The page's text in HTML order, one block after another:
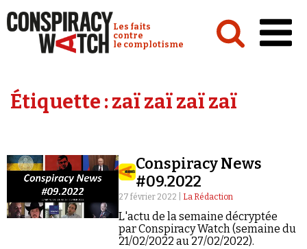
Conspiracy Watch :
Les faits
contre
le complotisme
Analyses
Vidéos
Émissions
Revues de presse
Étiquette :zaï zaï zaï zaï
Conspiracy News
#09.2022
27 février 2022 | La Rédaction
L'actu de la semaine décryptée
par Conspiracy Watch (semaine du
21/02/2022 au 27/02/2022).